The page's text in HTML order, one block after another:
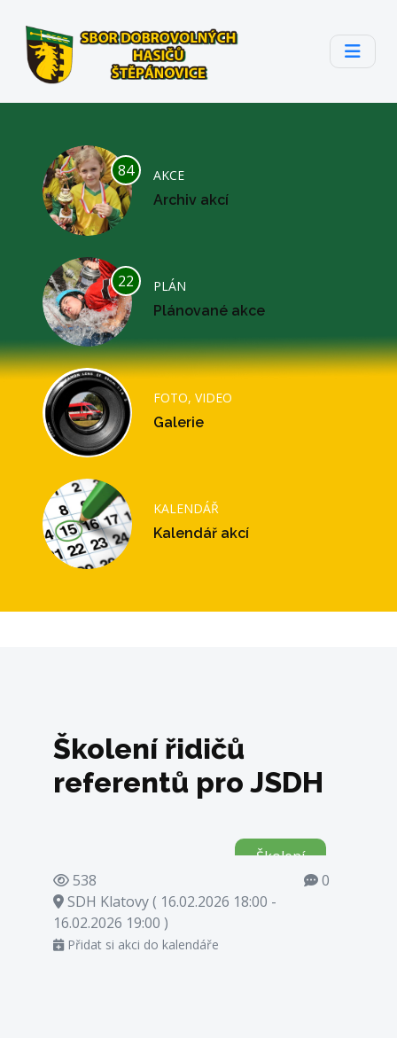
84
AKCE
Archiv akcí
22
PLÁN
Plánované akce
FOTO, VIDEO
Galerie
KALENDÁŘ
Kalendář akcí
Školení řidičů
referentů pro JSDH
Školení
538
0
SDH Klatovy ( 16.02.2026 18:00 -
16.02.2026 19:00 )
Přidat si akci do kalendáře